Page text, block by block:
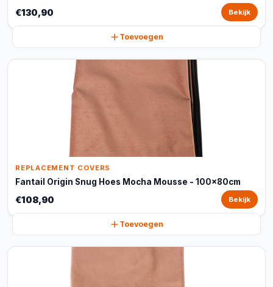
€130,90 Bekijk
Toevoegen
REPLACEMENT COVERS
Fantail Origin Snug Hoes Mocha Mousse - 100x80cm
€108,90 Bekijk
Toevoegen